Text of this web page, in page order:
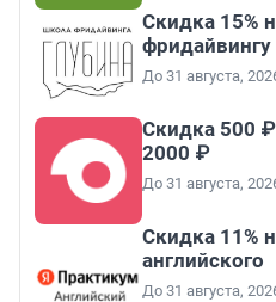
Скидка 15%
фридайвингу
До 31 августа,
Скидка 500
2000 ₽
До 31 августа,
Скидка 11%
английского
До 31 августа,